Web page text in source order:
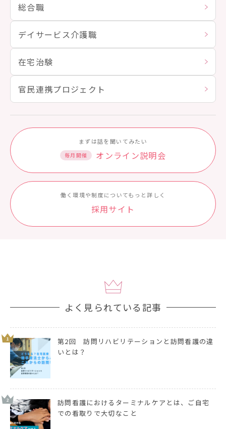
総合職
デイサービス介護職
在宅治験
官民連携プロジェクト
まずは話を聞いてみたい
毎月開催 オンライン説明会
働く環境や制度についてもっと詳しく
採⽤サイト
よく見られている記事
1
第2回 訪問リハビリテーションと訪問看護の違
いとは？
2
訪問看護におけるターミナルケアとは、ご自宅
での看取りで大切なこと